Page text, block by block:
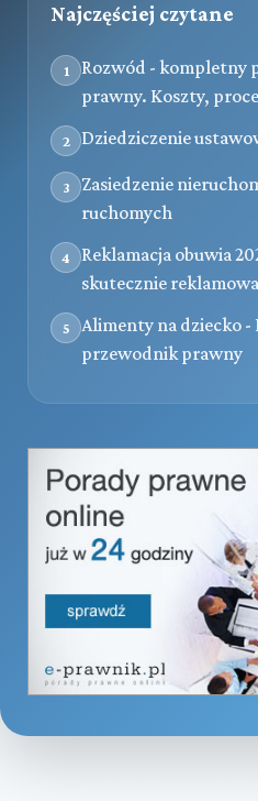
Najczęściej czytane
1
Rozwód - kompletny
prawny. Koszty,
2 Dziedziczenie
3
Zasiedzenie
ruchomych
4
Reklamacja obuwia
skutecznie
5
Alimenty na dziecko
przewodnik prawny